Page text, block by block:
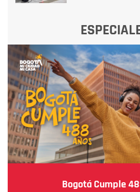
Bogotá Cumple